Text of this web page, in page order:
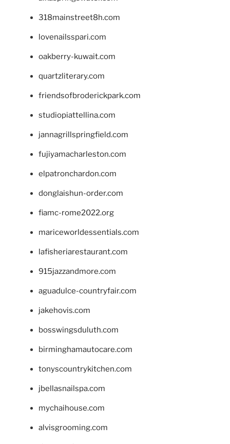
318mainstreet8h.com
lovenailsspari.com
oakberry-kuwait.com
quartzliterary.com
friendsofbroderickpark.com
studiopiattellina.com
jannagrillspringfield.com
fujiyamacharleston.com
elpatronchardon.com
donglaishun-order.com
fiamc-rome2022.org
mariceworldessentials.com
lafisheriarestaurant.com
915jazzandmore.com
aguadulce-countryfair.com
jakehovis.com
bosswingsduluth.com
birminghamautocare.com
tonyscountrykitchen.com
jbellasnailspa.com
mychaihouse.com
alvisgrooming.com